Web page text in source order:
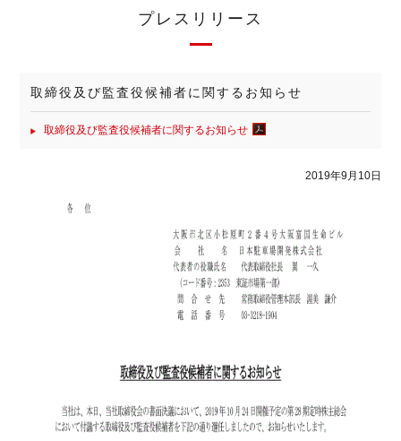
プレスリリース
取締役及び監査役候補者に関するお知らせ
取締役及び監査役候補者に関するお知らせ
2019年9月10日